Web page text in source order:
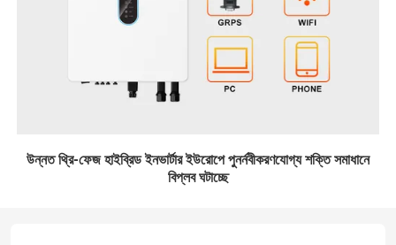
উন্নত থ্রি-ফেজ হাইব্রিড ইনভার্টার ইউরোপে পুনর্নবীকরণযোগ্য শক্তি সমাধানে
বিপ্লব ঘটাচ্ছে